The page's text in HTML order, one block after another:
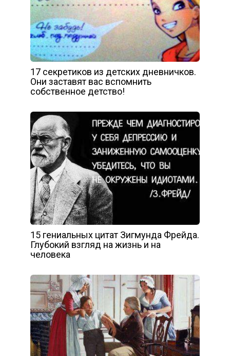
17 секретиков из детских дневничков.
Они заставят вас вспомнить
собственное детство!
15 гениальных цитат Зигмунда Фрейда.
Глубокий взгляд на жизнь и на
человека